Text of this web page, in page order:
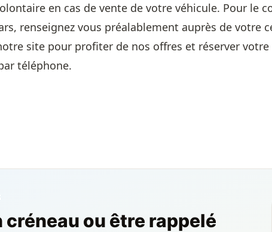
en cas de vente de votre véhicule. Pour le
renseignez vous préalablement auprès de votre
site pour profiter de nos offres et réserver
téléphone.
créneau ou être rappelé